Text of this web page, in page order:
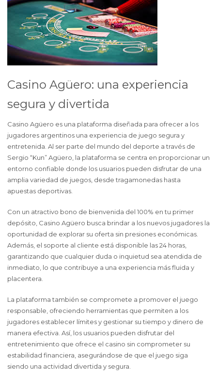
Casino Agüero: una experiencia
segura y divertida
Casino Agüero es una plataforma diseñada para ofrecer a los
jugadores argentinos una experiencia de juego segura y
entretenida. Al ser parte del mundo del deporte a través de
Sergio “Kun” Agüero, la plataforma se centra en proporcionar un
entorno confiable donde los usuarios pueden disfrutar de una
amplia variedad de juegos, desde tragamonedas hasta
apuestas deportivas.
Con un atractivo bono de bienvenida del 100% en tu primer
depósito, Casino Agüero busca brindar a los nuevos jugadores la
oportunidad de explorar su oferta sin presiones económicas.
Además, el soporte al cliente está disponible las 24 horas,
garantizando que cualquier duda o inquietud sea atendida de
inmediato, lo que contribuye a una experiencia más fluida y
placentera.
La plataforma también se compromete a promover el juego
responsable, ofreciendo herramientas que permiten a los
jugadores establecer límites y gestionar su tiempo y dinero de
manera efectiva. Así, los usuarios pueden disfrutar del
entretenimiento que ofrece el casino sin comprometer su
estabilidad financiera, asegurándose de que el juego siga
siendo una actividad divertida y segura.